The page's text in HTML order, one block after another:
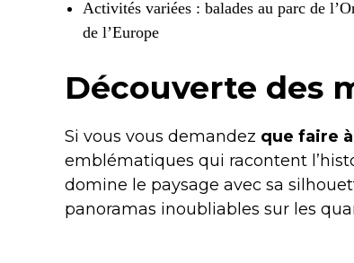
Activités variées : balades au parc de
de l’Europe
Découverte des
Si vous vous demandez que faire
emblématiques qui racontent
domine le paysage avec sa
panoramas inoubliables sur les